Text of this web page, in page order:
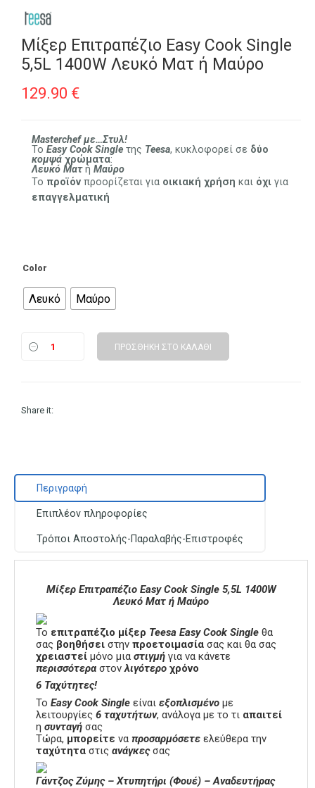
Μίξερ Επιτραπέζιο Easy Cook Single
5,5L 1400W Λευκό Ματ ή Μαύρο
129.90 €
Masterchef με…Στυλ!
ΤοEasy Cook Single της Teesa, κυκλοφορεί σε δύο
κομψά χρώματα:
Λευκό ΜατήΜαύρο
Το προϊόν προορίζεται για οικιακή χρήση και όχι για
επαγγελματική
Color
Λευκό Μαύρο
ΠΡΟΣΘΉΚΗ ΣΤΟ ΚΑΛΆΘΙ
Share it:
Περιγραφή
Επιπλέον πληροφορίες
Τρόποι Αποστολής-Παραλαβής-Επιστροφές
Μίξερ Επιτραπέζιο Easy Cook Single 5,5L 1400W
Λευκό Ματ ή Μαύρο
Το επιτραπέζιο μίξερ Teesa Easy Cook Single θα
σας βοηθήσει στην προετοιμασία σας και θα σας
χρειαστεί μόνο μια στιγμή για να κάνετε
περισσότερα στονλιγότερο χρόνο
6 Ταχύτητες!
Το Easy Cook Single είναι εξοπλισμένο με
λειτουργίες 6 ταχυτήτων, ανάλογα με το τι απαιτεί
η συνταγή σας
Τώρα, μπορείτε να προσαρμόσετε ελεύθερα την
ταχύτητα στις ανάγκες σας
Γάντζος Ζύμης – Χτυπητήρι (Φουέ) – Αναδευτήρας